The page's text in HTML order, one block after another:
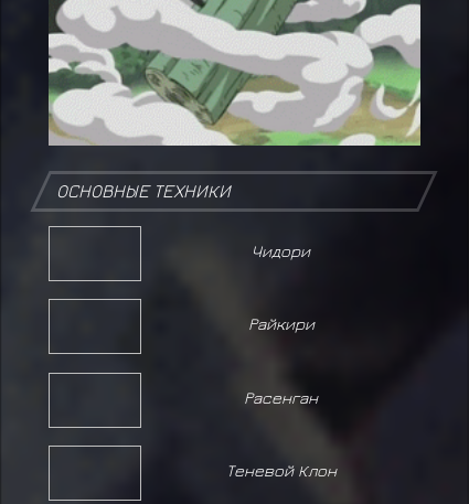
ОСНОВНЫЕ ТЕХНИКИ
Чидори
Райкири
Расенган
Теневой Клон